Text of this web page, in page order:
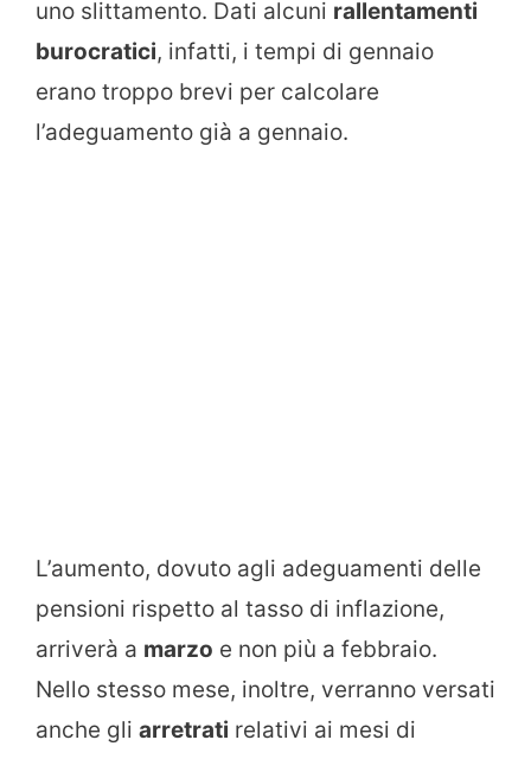
uno slittamento. Dati alcuni rallentamenti
burocratici, infatti, i tempi di gennaio
erano troppo brevi per calcolare
l’adeguamento già a gennaio.
L’aumento, dovuto agli adeguamenti delle
pensioni rispetto al tasso di inflazione,
arriverà a marzo e non più a febbraio.
Nello stesso mese, inoltre, verranno versati
anche gli arretrati relativi ai mesi di